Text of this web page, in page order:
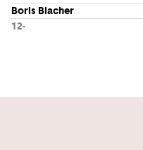
Boris Blacher
12-